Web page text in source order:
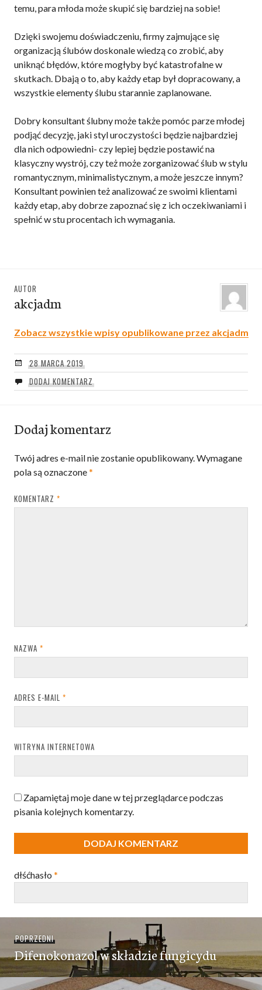
temu, para młoda może skupić się bardziej na sobie!
Dzięki swojemu doświadczeniu, firmy zajmujące się
organizacją ślubów doskonale wiedzą co zrobić, aby
uniknąć błędów, które mogłyby być katastrofalne w
skutkach. Dbają o to, aby każdy etap był dopracowany, a
wszystkie elementy ślubu starannie zaplanowane.
Dobry konsultant ślubny może także pomóc parze młodej
podjąć decyzję, jaki styl uroczystości będzie najbardziej
dla nich odpowiedni- czy lepiej będzie postawić na
klasyczny wystrój, czy też może zorganizować ślub w stylu
romantycznym, minimalistycznym, a może jeszcze innym?
Konsultant powinien też analizować ze swoimi klientami
każdy etap, aby dobrze zapoznać się z ich oczekiwaniami i
spełnić w stu procentach ich wymagania.
AUTOR
akcjadm
Zobacz wszystkie wpisy opublikowane przez akcjadm
28 MARCA 2019
DODAJ KOMENTARZ
Dodaj komentarz
Twój adres e-mail nie zostanie opublikowany. Wymagane
pola są oznaczone*
KOMENTARZ *
NAZWA *
ADRES E-MAIL *
WITRYNA INTERNETOWA
Zapamiętaj moje dane w tej przeglądarce podczas
pisania kolejnych komentarzy.
dłśćhasło *
wpisu
POPRZEDNIPoprzedni
wpis:
Difenokonazol w składzie fungicydu